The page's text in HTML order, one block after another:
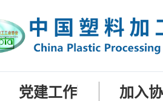
党建工作 加入